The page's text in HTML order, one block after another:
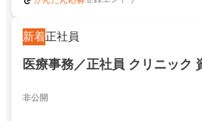
新着正社員
医療事務／正社員 クリニック
非公開